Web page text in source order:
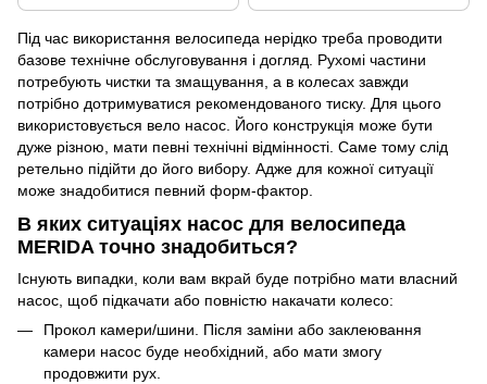
Під час використання велосипеда нерідко треба проводити
базове технічне обслуговування і догляд. Рухомі частини
потребують чистки та змащування, а в колесах завжди
потрібно дотримуватися рекомендованого тиску. Для цього
використовується вело насос. Його конструкція може бути
дуже різною, мати певні технічні відмінності. Саме тому слід
ретельно підійти до його вибору. Адже для кожної ситуації
може знадобитися певний форм-фактор.
В яких ситуаціях насос для велосипеда
MERIDA точно знадобиться?
Існують випадки, коли вам вкрай буде потрібно мати власний
насос, щоб підкачати або повністю накачати колесо:
Прокол камери/шини. Після заміни або заклеювання
камери насос буде необхідний, або мати змогу
продовжити рух.